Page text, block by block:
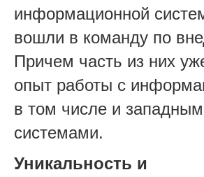
информационной
вошли в команду по
Причем часть из них
опыт работы с
в том числе и
системами.
Уникальность и